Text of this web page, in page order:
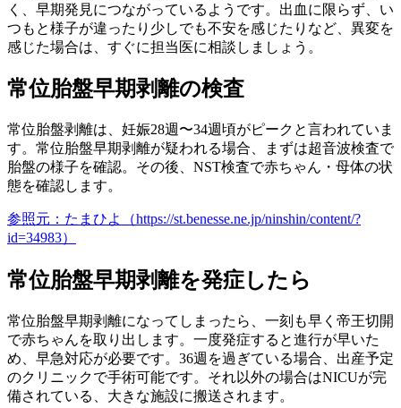
く、早期発見につながっているようです。出血に限らず、い
つもと様子が違ったり少しでも不安を感じたりなど、異変を
感じた場合は、すぐに担当医に相談しましょう。
常位胎盤早期剥離の検査
常位胎盤剥離は、妊娠28週〜34週頃がピークと言われていま
す。常位胎盤早期剥離が疑われる場合、まずは超音波検査で
胎盤の様子を確認。その後、NST検査で赤ちゃん・母体の状
態を確認します。
参照元：たまひよ（https://st.benesse.ne.jp/ninshin/content/?
id=34983）
常位胎盤早期剥離を発症したら
常位胎盤早期剥離になってしまったら、一刻も早く帝王切開
で赤ちゃんを取り出します。一度発症すると進行が早いた
め、早急対応が必要です。36週を過ぎている場合、出産予定
のクリニックで手術可能です。それ以外の場合はNICUが完
備されている、大きな施設に搬送されます。